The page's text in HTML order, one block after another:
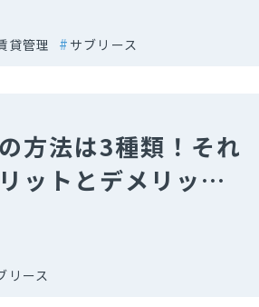
貸管理 サブリース
方法は3種類！それ
ットとデメリット
リース